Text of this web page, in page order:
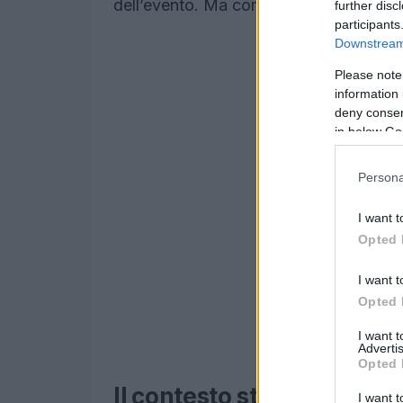
further
Please
information
deny
in below
I want
Opted
I want
Opted
I want
Opted
I want
dell’evento. Ma come si stanno
Il contesto storico delle